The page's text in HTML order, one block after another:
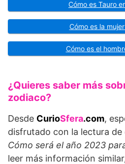
Cómo es Tauro
Cómo es la
Cómo es el
¿Quieres saber más
zodiaco?
Desde CurioSfera.com,
disfrutado con la lectura
Cómo será el año 2023
leer más información